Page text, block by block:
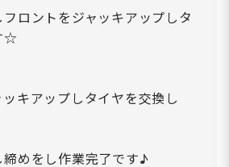
ロントをジャッキアップしタ
☆
キアップしタイヤを交換し
めをし作業完了です♪